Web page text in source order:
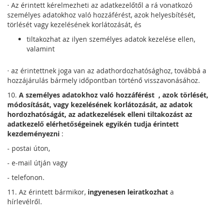
· Az érintett kérelmezheti az adatkezelőtől a rá vonatkozó
személyes adatokhoz való hozzáférést, azok helyesbítését,
törlését vagy kezelésének korlátozását, és
tiltakozhat az ilyen személyes adatok kezelése ellen,
valamint
· az érintettnek joga van az adathordozhatósághoz, továbbá a
hozzájárulás bármely időpontban történő visszavonásához.
10. A személyes adatokhoz való hozzáférést , azok törlését,
módosítását, vagy kezelésének korlátozását, az adatok
hordozhatóságát, az adatkezelések elleni tiltakozást az
adatkezelő elérhetőségeinek egyikén tudja érintett
kezdeményezni :
- postai úton,
- e-mail útján vagy
- telefonon.
11. Az érintett bármikor, ingyenesen leiratkozhat a
hírlevélről.